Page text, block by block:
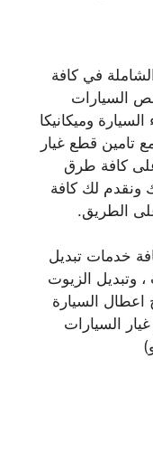
في كافة
السيارات
وميكانيكا
تامين قطع غيار
كافة طرق
ونقدم لك كافة
الطريق.
خدمات تبديل
، وتبديل الزيوت
اعطال السيارة
غيار السيارات